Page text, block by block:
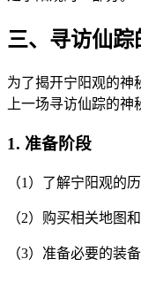
三、寻访仙踪
为了揭开宁阳观的神
上一场寻访仙踪的神
1. 准备阶段
（1）了解宁阳观的
（2）购买相关地图
（3）准备必要的装